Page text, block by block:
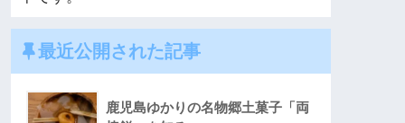
最近公開された記事
鹿児島ゆかりの名物郷土菓子「両